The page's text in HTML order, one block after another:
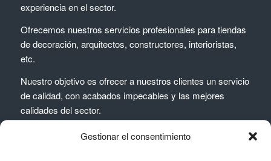
Gestionar el consentimiento
experiencia en el sector.
Ofrecemos nuestros servicios profesionales para tiendas
de decoración, arquitectos, constructores, interioristas,
etc.
Nuestro objetivo es ofrecer a nuestros clientes un servicio
de calidad, con acabados impecables y las mejores
calidades del sector.